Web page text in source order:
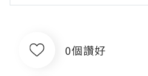
0個讚好